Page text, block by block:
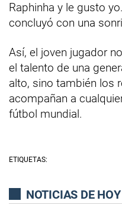
Raphinha y le gusto
concluyó con una
Así, el joven jugador
el talento de una
alto, sino también los
acompañan a
fútbol mundial.
ETIQUETAS:
NOTICIAS DE HOY